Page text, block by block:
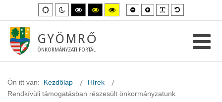
Alapértelmezett
mód
Éjszakai
mód
Magas
kontraszt
fekete-
mód.
Magas
kontraszt
fekete-
Magas
kontraszt
sárga-
Kisebb
betűméret
Nagyobb
betűméret
GYÖMRŐ
ÖNKORMÁNYZATI PORTÁL
Ön itt van: Kezdőlap
Hírek
Rendkívüli támogatásban részesült önkormányzatunk